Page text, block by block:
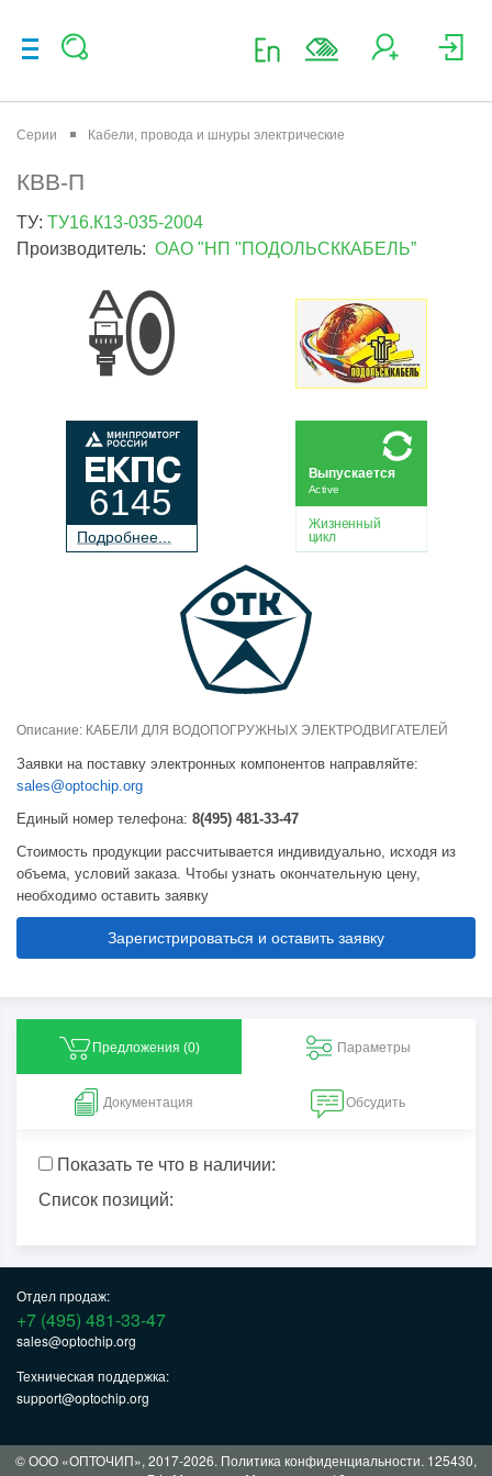
Серии Кабели, провода и шнуры электрические
КВВ-П
ТУ: ТУ16.К13-035-2004
Производитель: ОАО "НП "ПОДОЛЬСККАБЕЛЬ”
Подробнее...
6145
Жизненный
цикл
Active
Выпускается
Описание: КАБЕЛИ ДЛЯ ВОДОПОГРУЖНЫХ ЭЛЕКТРОДВИГАТЕЛЕЙ
Заявки на поставку электронных компонентов направляйте:
sales@optochip.org
Единый номер телефона: 8(495) 481-33-47
Стоимость продукции рассчитывается индивидуально, исходя из
объема, условий заказа. Чтобы узнать окончательную цену,
необходимо оставить заявку
Зарегистрироваться и оставить заявку
Предложения (0) Параметры
Документация Обсудить
Показать те что в наличии:
Список позиций:
Отдел продаж:
+7 (495) 481-33-47
sales@optochip.org
Техническая поддержка:
support@optochip.org
© ООО «ОПТОЧИП», 2017-2026. Политика конфиденциальности. 125430,